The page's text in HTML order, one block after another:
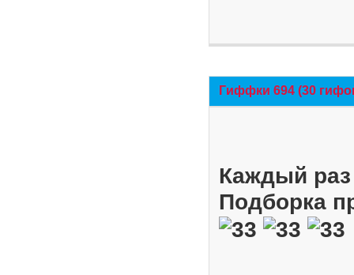
Гиффки 694 (30
Каждый
Подборка